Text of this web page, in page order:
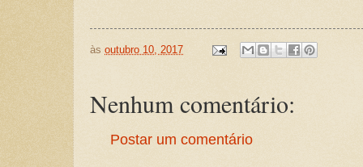
às outubro 10, 2017
Nenhum comentário:
Postar um comentário